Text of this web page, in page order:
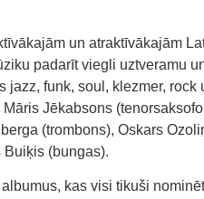
un atraktīvākajām
padarīt viegli uztveramu
funk, soul, klezmer,
Jēkabsons
(trombons), Oskars
Buiķis (bungas).
kas visi tikuši